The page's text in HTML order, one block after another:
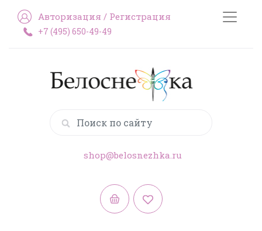
Авторизация / Регистрация
+7 (495) 650-49-49
shop@belosnezhka.ru